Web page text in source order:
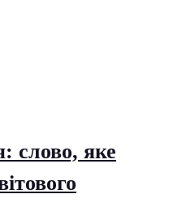
слово, яке